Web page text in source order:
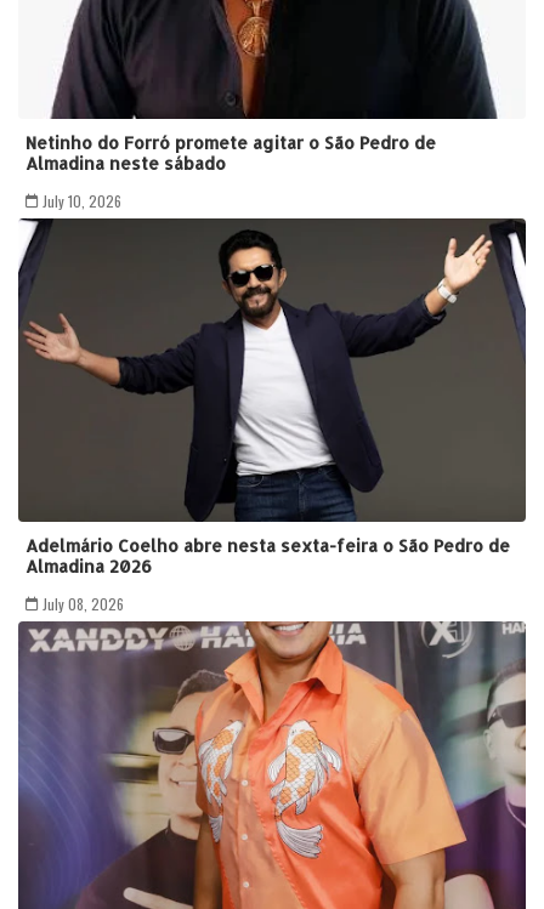
Netinho do Forró promete agitar o São Pedro de
Almadina neste sábado
July 10, 2026
Adelmário Coelho abre nesta sexta-feira o São Pedro de
Almadina 2026
July 08, 2026